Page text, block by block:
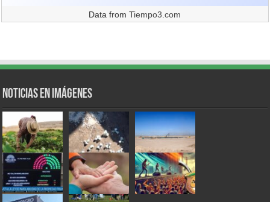
Data fromTiempo3.com
Noticias en Imágenes